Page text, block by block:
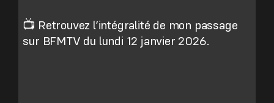
📺 Retrouvez l’intégralité de mon passage
sur BFMTV du lundi 12 janvier 2026.